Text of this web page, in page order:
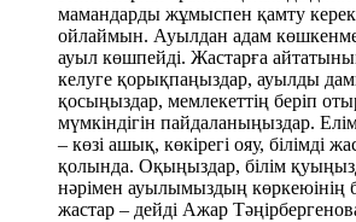
мамандарды жұмыспен қамту
ойлаймын. Ауылдан адам
ауыл көшпейді. Жастарға
келуге қорықпаңыздар, ауылды
қосыңыздар, мемлекеттің беріп
мүмкіндігін пайдаланыңыздар.
– көзі ашық, көкірегі ояу, білімді
қолында. Оқыңыздар, білім
нәрімен ауылымыздың көркеюінің
жастар – дейді Ажар